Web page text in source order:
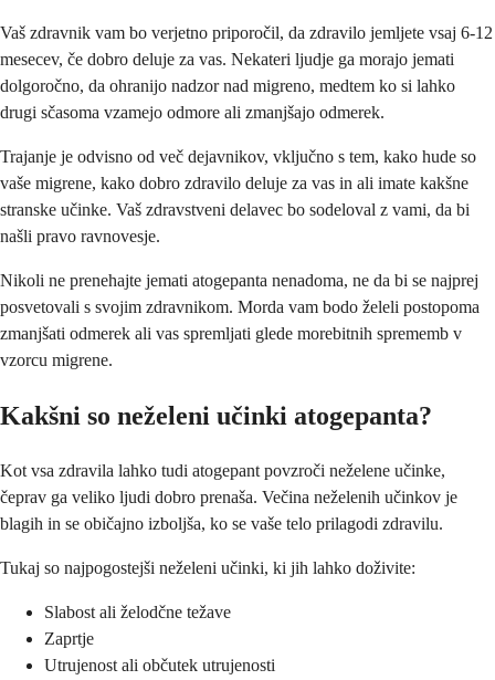
Vaš zdravnik vam bo verjetno priporočil, da zdravilo jemljete vsaj 6-12
mesecev, če dobro deluje za vas. Nekateri ljudje ga morajo jemati
dolgoročno, da ohranijo nadzor nad migreno, medtem ko si lahko
drugi sčasoma vzamejo odmore ali zmanjšajo odmerek.
Trajanje je odvisno od več dejavnikov, vključno s tem, kako hude so
vaše migrene, kako dobro zdravilo deluje za vas in ali imate kakšne
stranske učinke. Vaš zdravstveni delavec bo sodeloval z vami, da bi
našli pravo ravnovesje.
Nikoli ne prenehajte jemati atogepanta nenadoma, ne da bi se najprej
posvetovali s svojim zdravnikom. Morda vam bodo želeli postopoma
zmanjšati odmerek ali vas spremljati glede morebitnih sprememb v
vzorcu migrene.
Kakšni so neželeni učinki atogepanta?
Kot vsa zdravila lahko tudi atogepant povzroči neželene učinke,
čeprav ga veliko ljudi dobro prenaša. Večina neželenih učinkov je
blagih in se običajno izboljša, ko se vaše telo prilagodi zdravilu.
Tukaj so najpogostejši neželeni učinki, ki jih lahko doživite:
Slabost ali želodčne težave
Zaprtje
Utrujenost ali občutek utrujenosti